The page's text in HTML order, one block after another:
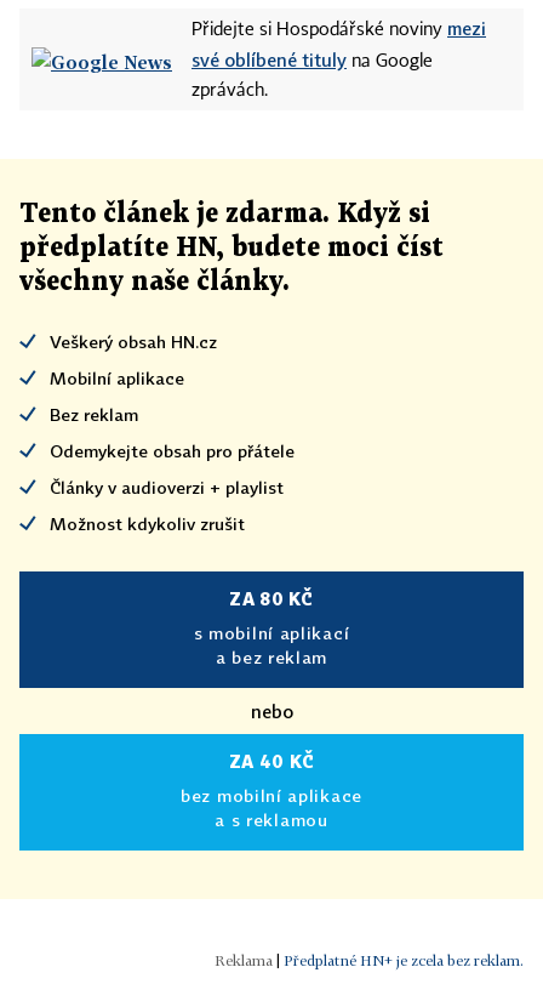
Přidejte si Hospodářské noviny mezi
své oblíbené tituly na Google
zprávách.
Tento článek je zdarma. Když si
předplatíte HN, budete moci číst
všechny naše články.
Veškerý obsah HN.cz
Mobilní aplikace
Bez reklam
Odemykejte obsah pro přátele
Články v audioverzi + playlist
Možnost kdykoliv zrušit
ZA 80 KČ
s mobilní aplikací
a bez reklam
nebo
ZA 40 KČ
bez mobilní aplikace
a s reklamou
Předplatné HN+ je zcela bez reklam.